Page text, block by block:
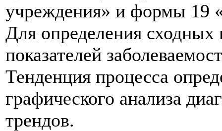
учреждения» и формы 19
Для определения
показателей
Тенденция процесса
графического анализа
трендов.